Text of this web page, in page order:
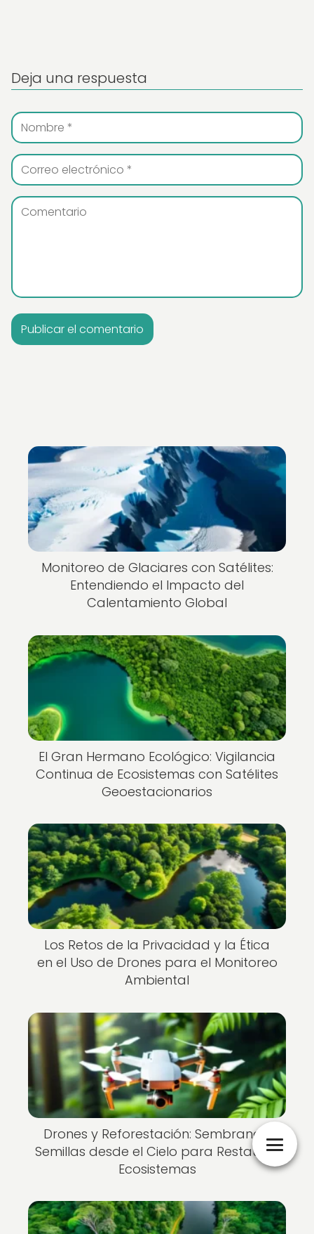
Deja una respuesta
Monitoreo de Glaciares con Satélites:
Entendiendo el Impacto del
Calentamiento Global
El Gran Hermano Ecológico: Vigilancia
Continua de Ecosistemas con Satélites
Geoestacionarios
Los Retos de la Privacidad y la Ética
en el Uso de Drones para el Monitoreo
Ambiental
Drones y Reforestación: Sembrando
Semillas desde el Cielo para Restaurar
Ecosistemas